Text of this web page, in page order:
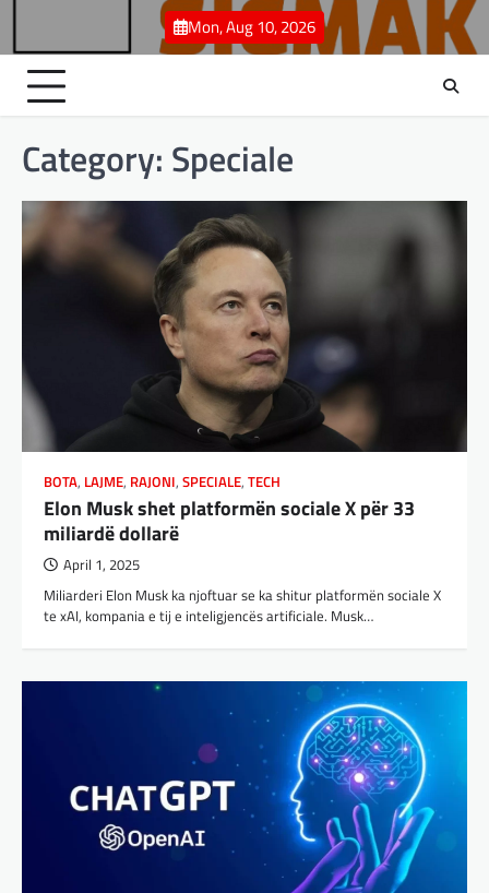
content
Mon, Aug 10, 2026
Category: Speciale
BOTA, LAJME, RAJONI, SPECIALE, TECH
Elon Musk shet platformën sociale X për 33
miliardë dollarë
April 1, 2025
Miliarderi Elon Musk ka njoftuar se ka shitur platformën sociale X
te xAI, kompania e tij e inteligjencës artificiale. Musk…